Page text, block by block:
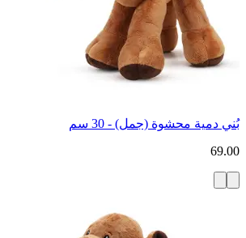
بُني دمية محشوة (جمل) - 30 سم
69.00